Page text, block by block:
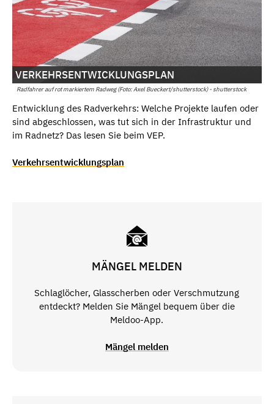
Radfahrer auf rot markiertem Radweg (Foto: Axel Bueckert/shutterstock) - shutterstock
VERKEHRSENTWICKLUNGSPLAN
Entwicklung des Radverkehrs: Welche Projekte laufen oder
sind abgeschlossen, was tut sich in der Infrastruktur und
im Radnetz? Das lesen Sie beim VEP.
Verkehrsentwicklungsplan
MÄNGEL MELDEN
Schlaglöcher, Glasscherben oder Verschmutzung
entdeckt? Melden Sie Mängel bequem über die
Meldoo-App.
Mängel melden